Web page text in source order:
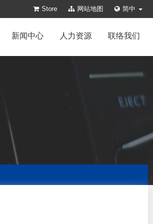
Store 网站地图 简中
新闻中心 人力资源 联络我们